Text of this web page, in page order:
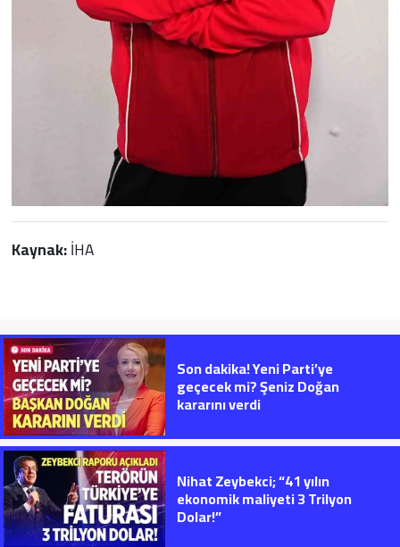
Kaynak:İHA
Son dakika! Yeni Parti’ye
geçecek mi? Şeniz Doğan
kararını verdi
Nihat Zeybekci; “41 yılın
ekonomik maliyeti 3 Trilyon
Dolar!”